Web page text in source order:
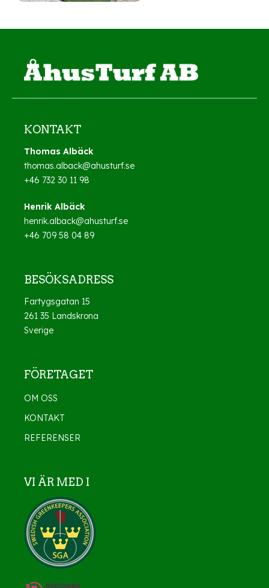
KONTAKT
Thomas Albäck
thomas.alback@ahusturf.se
+46 732 30 11 98
Henrik Albäck
henrik.alback@ahusturf.se
+46 709 58 04 89
BESÖKSADRESS
Fartygsgatan 15
261 35 Landskrona
Sverige
FÖRETAGET
OM OSS
KONTAKT
REFERENSER
VI ÄR MED I